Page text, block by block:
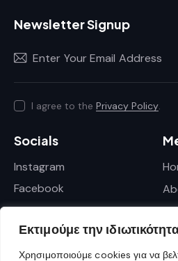
Εκτιμούμε την
Χρησιμοποιούμε cookies για να
Newsletter Signup
I agree to the Privacy Policy
Socials
Instagram
Facebook